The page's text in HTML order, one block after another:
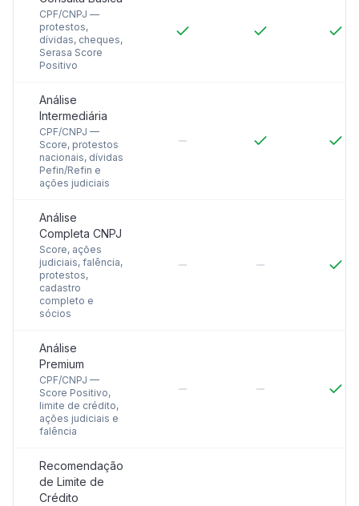
CPF/CNPJ —
protestos,
dívidas, cheques,
Serasa Score
Positivo
Análise
Intermediária
CPF/CNPJ —
Score, protestos
nacionais, dívidas
Pefin/Refin e
ações judiciais
Análise
Completa CNPJ
Score, ações
judiciais, falência,
protestos,
cadastro
completo e
sócios
Análise
Premium
CPF/CNPJ —
Score Positivo,
limite de crédito,
ações judiciais e
falência
Recomendação
de Limite de
Crédito